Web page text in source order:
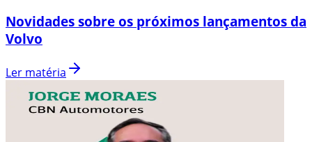
Novidades sobre os próximos lançamentos da
Volvo
Ler matéria